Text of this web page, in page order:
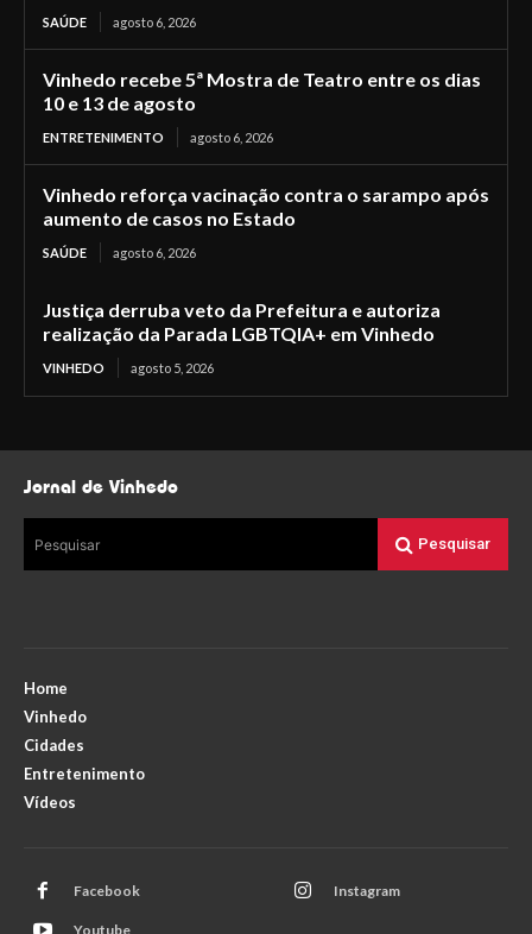
SAÚDE agosto 6, 2026
Vinhedo recebe 5ª Mostra de Teatro entre os dias
10 e 13 de agosto
ENTRETENIMENTO agosto 6, 2026
Vinhedo reforça vacinação contra o sarampo após
aumento de casos no Estado
SAÚDE agosto 6, 2026
Justiça derruba veto da Prefeitura e autoriza
realização da Parada LGBTQIA+ em Vinhedo
VINHEDO agosto 5, 2026
Jornal de Vinhedo
Pesquisar Pesquisar
Home
Vinhedo
Cidades
Entretenimento
Vídeos
Facebook Instagram
Youtube